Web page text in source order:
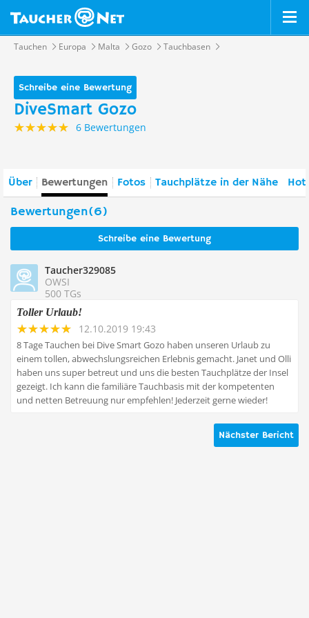
Tauchen Europa Malta Gozo Tauchbasen
Schreibe eine Bewertung
DiveSmart Gozo
6 Bewertungen
Über Bewertungen Fotos Tauchplätze in der Nähe
Bewertungen(6)
Schreibe eine Bewertung
Taucher329085
OWSI
500 TGs
Toller Urlaub!
12.10.2019 19:43
8 Tage Tauchen bei Dive Smart Gozo haben unseren Urlaub zu
einem tollen, abwechslungsreichen Erlebnis gemacht. Janet und Olli
haben uns super betreut und uns die besten Tauchplätze der Insel
gezeigt. Ich kann die familiäre Tauchbasis mit der kompetenten
und netten Betreuung nur empfehlen! Jederzeit gerne wieder!
Nächster Bericht